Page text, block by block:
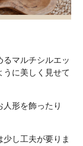
るマルチシルエッ
うに美しく見せて
形を飾ったり
し工夫が要りま